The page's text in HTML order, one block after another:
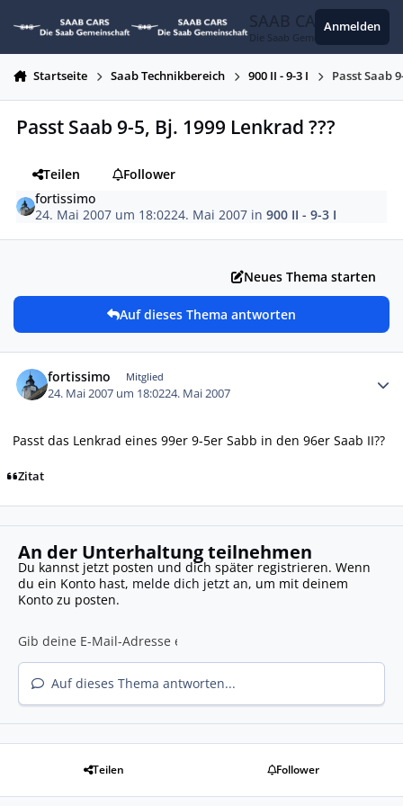
SAAB CARS
Die Saab Gemeinschaft
Anmelden
Startseite Saab Technikbereich 900 II - 9-3 I Passt Saab
Passt Saab 9-5, Bj. 1999 Lenkrad ???
Teilen
Follower
fortissimo
24. Mai 2007 um 18:0224. Mai 2007 in900 II - 9-3 I
Neues Thema starten
Auf dieses Thema antworten
fortissimo Mitglied
24. Mai 2007 um 18:0224. Mai 2007
Passt das Lenkrad eines 99er 9-5er Sabb in den 96er Saab II??
Zitat
An der Unterhaltung teilnehmen
Du kannst jetzt posten und dich später registrieren. Wenn
du ein Konto hast, melde dich jetzt an, um mit deinem
Konto zu posten.
Auf dieses Thema antworten...
Teilen Follower